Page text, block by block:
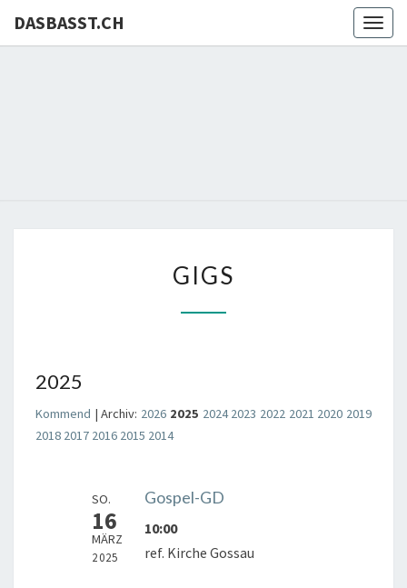
DASBASST.CH
GIGS
2025
Kommend | Archiv: 2026 2025 2024 2023 2022 2021 2020 2019
2018 2017 2016 2015 2014
SO.
16
MÄRZ
2025
Gospel-GD
10:00
ref. Kirche Gossau